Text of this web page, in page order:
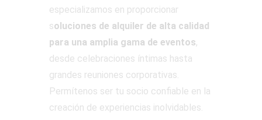
especializamos en proporcionar
soluciones de alquiler de alta calidad
para una amplia gama de eventos,
desde celebraciones íntimas hasta
grandes reuniones corporativas.
Permítenos ser tu socio confiable en la
creación de experiencias inolvidables.